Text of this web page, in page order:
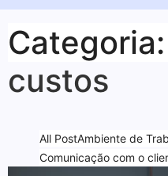
Categoria:
custos
All PostAmbiente de
Comunicação com o